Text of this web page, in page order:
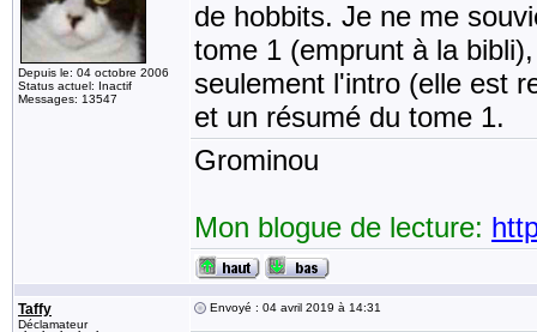
Depuis le: 04 octobre 2006
Status actuel: Inactif
Messages: 13547
de hobbits. Je ne me
tome 1 (emprunt à la
seulement l'intro (elle est
et un résumé du tome 1.
Grominou
Mon blogue de lecture:
Taffy
Déclamateur
Envoyé : 04 avril 2019 à 14:31